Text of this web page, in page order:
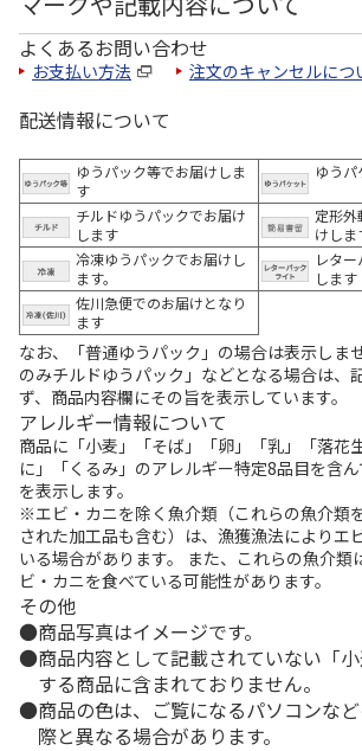
よくあるお問い合わせ
お支払い方法 注文のキャンセルにつ
配送情報について
ゆうパック等でお届けしま
す
ゆう
チルドゆうパックでお届け
します
定形外
けしま
冷凍ゆうパックでお届けし
ます。
レタ
します
佐川急便でのお届けとなり
ます
なお、「普通ゆうパック」の場合は表示しま
のみチルドゆうパック」などとなる場合は、
ず、商品内容欄にその旨を表示しています。
アレルギー情報について
商品に「小麦」「そば」「卵」「乳」「落花
に」「くるみ」のアレルギー特定8品目を含
を表示します。
※エビ・カニを除く魚介類（これらの魚介類
された加工品も含む）は、漁獲漁法によりエ
いる場合があります。 また、これらの魚介類
ビ・カニを食べている可能性があります。
その他
商品写真はイメージです。
商品内容として記載されていない「
する商品に含まれておりません。
商品の色は、ご覧になるパソコンな
際と異なる場合があります。